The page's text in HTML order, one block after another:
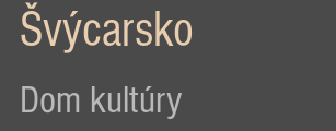
Švýcarsko
Dom kultúry